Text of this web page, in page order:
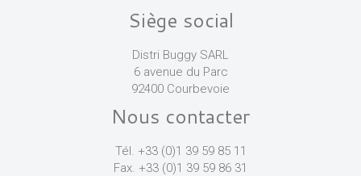
Siège social
Distri Buggy SARL
6 avenue du Parc
92400 Courbevoie
Nous contacter
Tél. +33 (0)1 39 59 85 11
Fax. +33 (0)1 39 59 86 31